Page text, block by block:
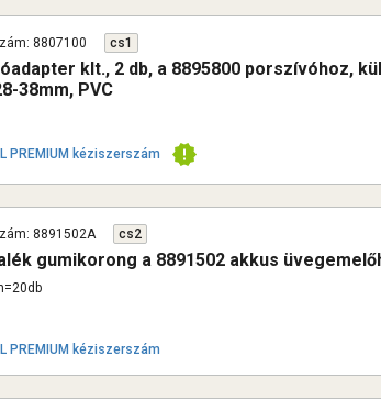
8807100 cs1
klt., 2 db, a 8895800 porszívóhoz,
38mm, PVC
PREMIUM kéziszerszám
8891502A cs2
gumikorong a 8891502 akkus
PREMIUM kéziszerszám